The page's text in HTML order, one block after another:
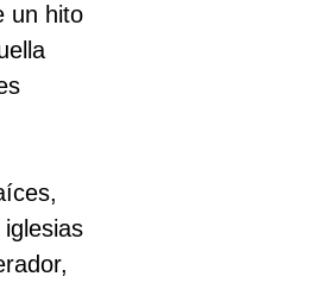
un hito